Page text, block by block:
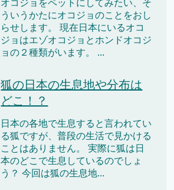
オコジョをペットにしてみたい、そ
ういうかたにオコジョのことをおし
らせします。 現在日本にいるオコ
ジョはエゾオコジョとホンドオコジ
ョの２種類がいます。 ...
狐の日本の生息地や分布は
どこ！？
日本の各地で生息すると言われてい
る狐ですが、普段の生活で見かける
ことはありません。 実際に狐は日
本のどこで生息しているのでしょ
う？ 今回は狐の生息地...